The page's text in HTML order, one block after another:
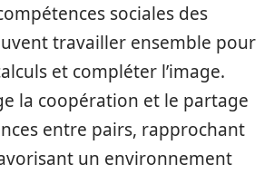
sociales des
travailler ensemble pour
et compléter l’image.
la coopération et le partage
entre pairs, rapprochant
un environnement